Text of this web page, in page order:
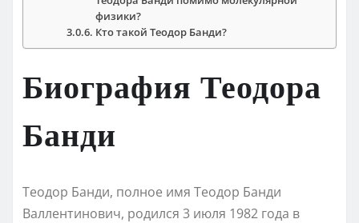
физики?
Кто такой Теодор Банди?
Биография Теодора
Банди
Теодор Банди, полное имя Теодор Банди
Валлентинович, родился 3 июля 1982 года в